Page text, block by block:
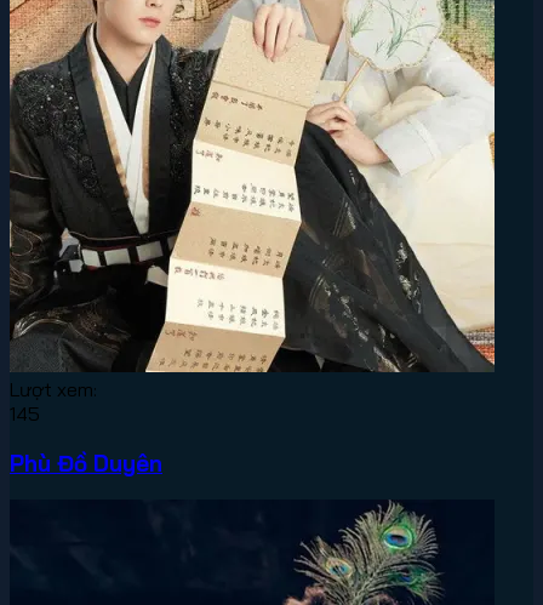
Lượt xem:
145
Phù Đồ Duyên